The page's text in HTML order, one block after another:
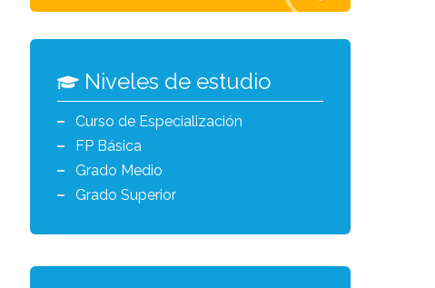
Niveles de estudio
Curso de Especialización
FP Básica
Grado Medio
Grado Superior